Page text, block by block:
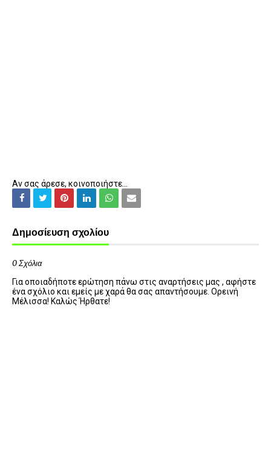
Αν σας άρεσε, κοινοποιήστε...
Δημοσίευση σχολίου
0 Σχόλια
Για οποιαδήποτε ερώτηση πάνω στις αναρτήσεις μας , αφήστε
ένα σχόλιο και εμείς με χαρά θα σας απαντήσουμε. Ορεινή
Μέλισσα! Καλώς Ήρθατε!